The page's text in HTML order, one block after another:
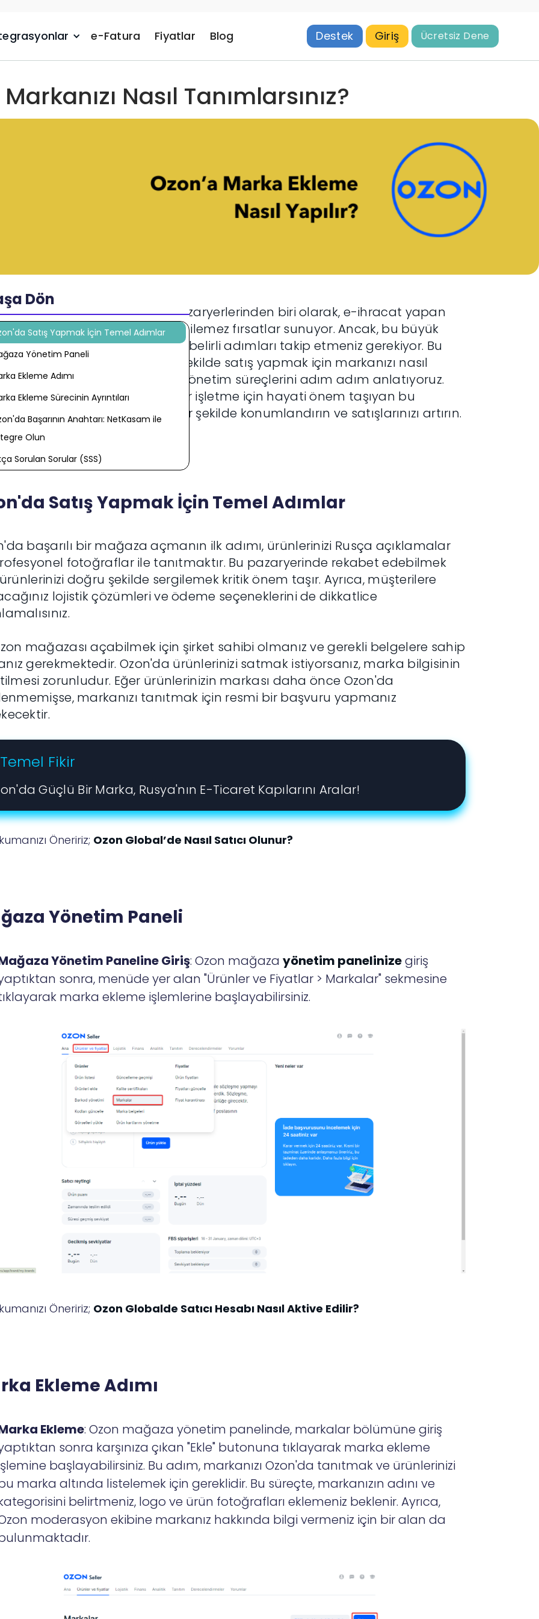
e-Fatura Fiyatlar Blog Destek Giriş Ücretsiz Dene
Nasıl Tanımlarsınız?
Dön
Satış Yapmak İçin Temel Adımlar
Yönetim Paneli
Ekleme Adımı
Ekleme Sürecinin Ayrıntıları
Başarının Anahtarı: NetKasam ile
Olun
Sorulan Sorular (SSS)
Rusya'nın en büyük online pazaryerlerinden biri olarak, e-ihracat yapan
ve girişimciler için paha biçilemez fırsatlar sunuyor. Ancak, bu büyük
yerinizi alabilmek için belirli adımları takip etmeniz gerekiyor. Bu
Ozon'da başarılı bir şekilde satış yapmak için markanızı nasıl
ve mağaza yönetim süreçlerini adım adım anlatıyoruz.
pazarına açılmak isteyen her işletme için hayati önem taşıyan bu
Ozon'da markanızı etkili bir şekilde konumlandırın ve satışlarınızı artırın.
Satış Yapmak İçin Temel Adımlar
başarılı bir mağaza açmanın ilk adımı, ürünlerinizi Rusça açıklamalar
fotoğraflar ile tanıtmaktır. Bu pazaryerinde rekabet edebilmek
doğru şekilde sergilemek kritik önem taşır. Ayrıca, müşterilere
lojistik çözümleri ve ödeme seçeneklerini de dikkatlice
mağazası açabilmek için şirket sahibi olmanız ve gerekli belgelere sahip
gerekmektedir. Ozon'da ürünlerinizi satmak istiyorsanız, marka bilgisinin
zorunludur. Eğer ürünlerinizin markası daha önce Ozon'da
markanızı tanıtmak için resmi bir başvuru yapmanız
Temel Fikir
Güçlü Bir Marka, Rusya'nın E-Ticaret Kapılarını Aralar!
Öneririz; Ozon Global’de Nasıl Satıcı Olunur?
Yönetim Paneli
Yönetim Paneline Giriş: Ozon mağaza yönetim panelinizegiriş
sonra, menüde yer alan "Ürünler ve Fiyatlar > Markalar" sekmesine
marka ekleme işlemlerine başlayabilirsiniz.
Öneririz; Ozon Globalde Satıcı Hesabı Nasıl Aktive Edilir?
Ekleme Adımı
Ekleme: Ozon mağaza yönetim panelinde, markalar bölümüne giriş
sonra karşınıza çıkan "Ekle" butonuna tıklayarak marka ekleme
başlayabilirsiniz. Bu adım, markanızı Ozon'da tanıtmak ve ürünlerinizi
marka altında listelemek için gereklidir. Bu süreçte, markanızın adını ve
belirtmeniz, logo ve ürün fotoğrafları eklemeniz beklenir. Ayrıca,
moderasyon ekibine markanız hakkında bilgi vermeniz için bir alan da